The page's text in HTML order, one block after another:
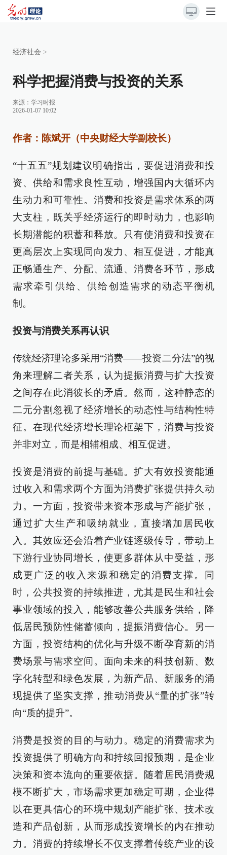
经济社会 >
科学把握消费与投资的关系
来源： 学习时报
2026-01-07 10:02
作者：陈斌开（中央财经大学副校长）
“十五五”规划建议明确指出，要促进消费和投
资、供给和需求良性互动，增强国内大循环内
生动力和可靠性。消费和投资是需求体系的两
大支柱，既关乎经济运行的即时动力，也影响
长期潜能的积蓄和释放。只有使消费和投资在
更高层次上实现同向发力、相互促进，才能真
正畅通生产、分配、流通、消费各环节，形成
需求牵引供给、供给创造需求的动态平衡机
制。
投资与消费关系再认识
传统经济理论多采用“消费——投资二分法”的视
角来理解二者关系，认为提振消费与扩大投资
之间存在此消彼长的矛盾。然而，这种静态的
二元分割忽视了经济增长的动态性与结构性特
征。在现代经济增长理论框架下，消费与投资
并非对立，而是相辅相成、相互促进。
投资是消费的前提与基础。扩大有效投资能通
过收入和需求两个方面为消费扩张提供持久动
力。一方面，投资带来资本形成与产能扩张，
通过扩大生产和吸纳就业，直接增加居民收
入。其效应还会沿着产业链逐级传导，带动上
下游行业协同增长，使更多群体从中受益，形
成更广泛的收入来源和稳定的消费支撑。同
时，公共投资的持续推进，尤其是民生和社会
事业领域的投入，能够改善公共服务供给，降
低居民预防性储蓄倾向，提振消费信心。另一
方面，投资结构的优化与升级不断孕育新的消
费场景与需求空间。面向未来的科技创新、数
字化转型和绿色发展，为新产品、新服务的涌
现提供了坚实支撑，推动消费从“量的扩张”转
向“质的提升”。
消费是投资的目的与动力。稳定的消费需求为
投资提供了明确方向和持续回报预期，是企业
决策和资本流向的重要依据。随着居民消费规
模不断扩大，市场需求更加稳定可期，企业得
以在更具信心的环境中规划产能扩张、技术改
造和产品创新，从而形成投资增长的内在推动
力。消费的持续增长不仅支撑着传统产业的设